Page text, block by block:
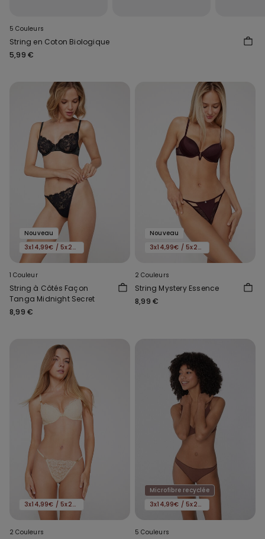
5 Couleurs
String en Coton Biologique
5,99 €
Nouveau
3x14,99€ / 5x22,99€
1 Couleur
String à Côtés Façon
Tanga Midnight Secret
8,99 €
Nouveau
3x14,99€ / 5x22,99€
2 Couleurs
String Mystery Essence
8,99 €
3x14,99€ / 5x22,99€
2 Couleurs
Microfibre recyclée
3x14,99€ / 5x22,99€
5 Couleurs